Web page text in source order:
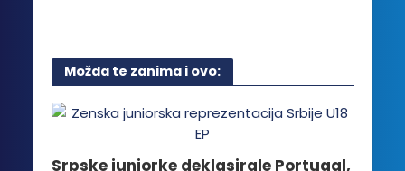
biti
izabrane
stranici
Možda te zanima i ovo:
Srpske juniorke deklasirale Portugal,